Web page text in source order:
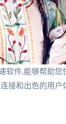
件,能够帮助您
接和出色的用